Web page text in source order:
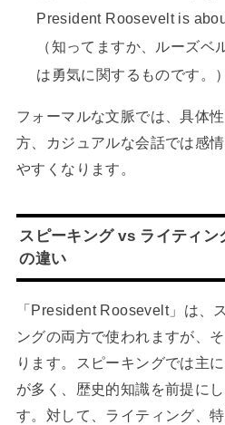
President Roosevelt is
（知ってますか、ルーズ
は勇気に関するものです。）
フォーマルな文脈では、具体
方、カジュアルな会話では感
やすくなります。
スピーキング vs ライティン
の違い
「President Roosevelt」は、
ングの両方で使われますが、
ります。スピーキングでは主
が多く、歴史的知識を前提に
す。対して、ライティング、